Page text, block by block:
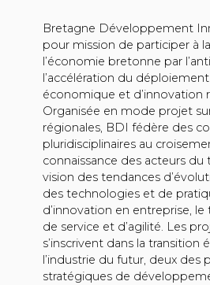
Bretagne Développement
pour mission de participer à
l’économie bretonne par
l’accélération du
économique et d’innovation
Organisée en mode projet
régionales, BDI fédère des
pluridisciplinaires au
connaissance des acteurs du
vision des tendances
des technologies et de
d’innovation en entreprise,
de service et d’agilité. Les
s’inscrivent dans la transition
l’industrie du futur, deux des
stratégiques de